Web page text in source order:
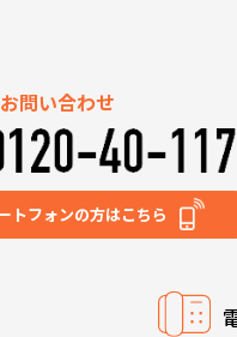
問い合わせ
トフォンの方はこちら